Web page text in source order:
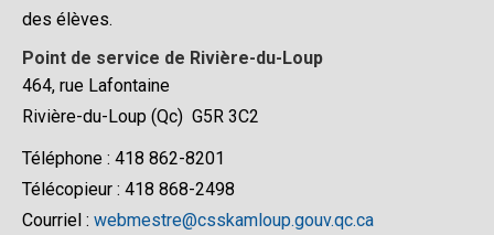
des élèves.
Point de service de Rivière-du-Loup
464, rue Lafontaine
Rivière-du-Loup (Qc) G5R 3C2
Téléphone : 418 862-8201
Télécopieur : 418 868-2498
Courriel : webmestre@csskamloup.gouv.qc.ca